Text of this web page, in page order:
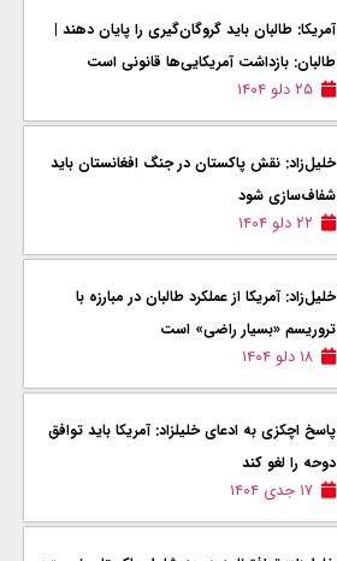
آمریکا: طالبان باید گروگان‌گیری را پایان دهند |
طالبان: بازداشت آمریکایی‌ها قانونی است
۲۵ دلو ۱۴۰۴
خلیل‌زاد: نقش پاکستان در جنگ افغانستان باید
شفاف‌سازی شود
۲۲ دلو ۱۴۰۴
خلیل‌زاد: آمریکا از عملکرد طالبان در مبارزه با
تروریسم «بسیار راضی» است
۱۸ دلو ۱۴۰۴
پاسخ اچکزی به ادعای خلیلزاد: آمریکا باید توافق
دوحه را لغو کند
۱۷ جدی ۱۴۰۴